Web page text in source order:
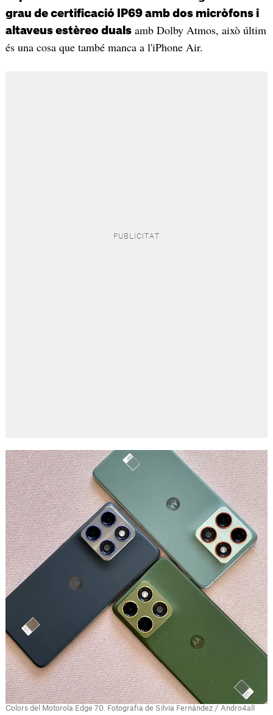
grau de certificació IP69 amb dos micròfons i
altaveus estèreo dualsamb Dolby Atmos, això últim
és una cosa que també manca a l'iPhone Air.
Colors del Motorola Edge 70. Fotografia de Silvia Fernández / Andro4all